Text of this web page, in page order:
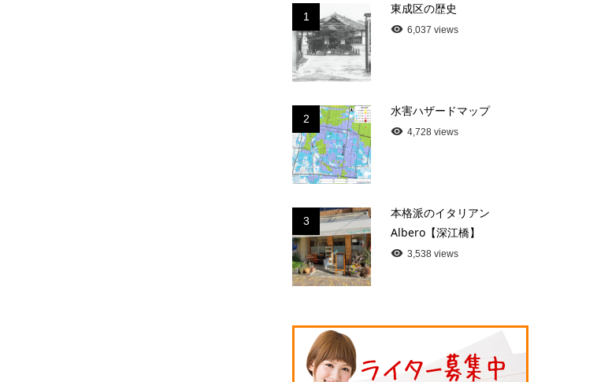
1
東成区の歴史
6,037 views
2
水害ハザードマップ
4,728 views
3
本格派のイタリアン
Albero【深江橋】
3,538 views